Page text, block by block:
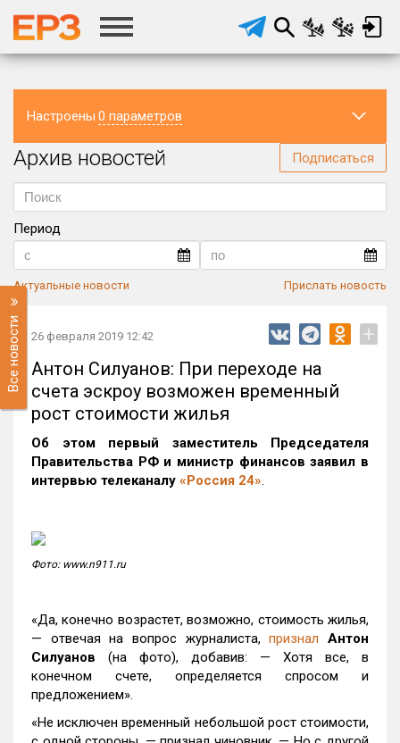
Настроены 0 параметров
Регион
Архив новостей Подписаться
Период
Актуальные новости Прислать новость
Все новости 26 февраля 2019 12:42 +
Антон Силуанов: При переходе на
счета эскроу возможен временный
рост стоимости жилья
Об этом первый заместитель Председателя
Правительства РФ и министр финансов заявил в
интервью телеканалу «Россия 24».
Фото: www.n911.ru
«Да, конечно возрастет, возможно, стоимость жилья,
— отвечая на вопрос журналиста,признал
Антон
Силуанов (на фото), добавив: — Хотя все, в
конечном счете, определяется спросом и
предложением».
«Не исключен временный небольшой рост стоимости,